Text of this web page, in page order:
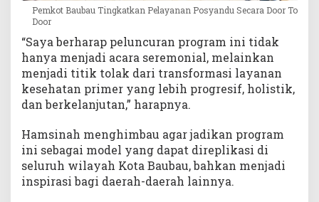
Pemkot Baubau Tingkatkan Pelayanan Posyandu Secara Door To
Door
“Saya berharap peluncuran program ini tidak
hanya menjadi acara seremonial, melainkan
menjadi titik tolak dari transformasi layanan
kesehatan primer yang lebih progresif, holistik,
dan berkelanjutan,” harapnya.
Hamsinah menghimbau agar jadikan program
ini sebagai model yang dapat direplikasi di
seluruh wilayah Kota Baubau, bahkan menjadi
inspirasi bagi daerah-daerah lainnya.